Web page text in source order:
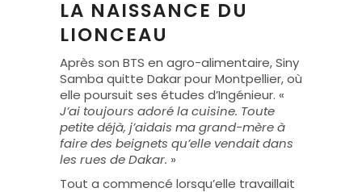
LA NAISSANCE DU
LIONCEAU
Après son BTS en agro-alimentaire, Siny
Samba quitte Dakar pour Montpellier, où
elle poursuit ses études d’Ingénieur. «
J’ai toujours adoré la cuisine. Toute
petite déjà, j’aidais ma grand-mère à
faire des beignets qu’elle vendait dans
les rues de Dakar. »
Tout a commencé lorsqu’elle travaillait